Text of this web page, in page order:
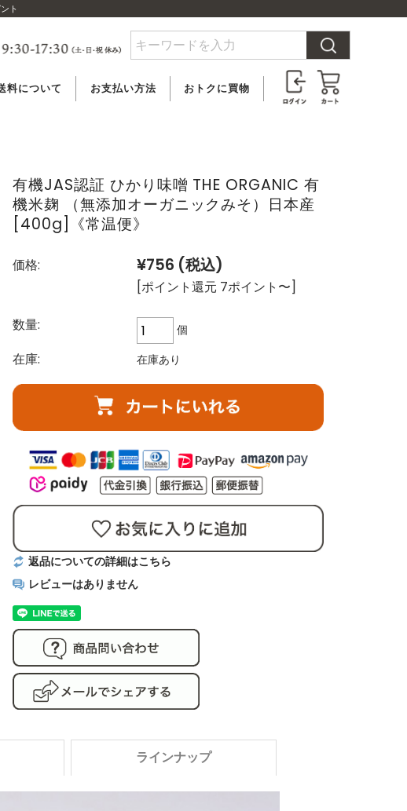
ト
料について
料無料について
発送の目安
日時指定
お支払い方法
代金引換
後払い決済
（ペイディ）
郵便振替
おトクに買物
有機JAS認証 ひかり味噌 THE ORGANIC 有
機米麹 （無添加オーガニックみそ）日本産
[400g]《常温便》
価格: ¥756 (税込)
[ポイント還元 7ポイント〜]
数量: 個
在庫: 在庫あり
返品についての詳細はこちら
レビューはありません
ラインナップ